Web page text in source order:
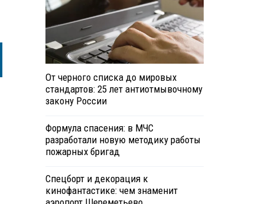
От черного списка до мировых
стандартов: 25 лет антиотмывочному
закону России
Формула спасения: в МЧС
разработали новую методику работы
пожарных бригад
Спецборт и декорация к
кинофантастике: чем знаменит